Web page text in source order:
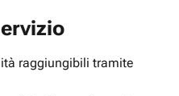
raggiungibili tramite